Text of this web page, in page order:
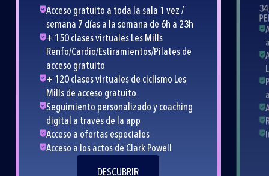
Acceso gratuito a toda la sala 1 vez /
semana 7 días a la semana de 6h a 23h
+ 150 clases virtuales Les Mills
Renfo/Cardio/Estiramientos/Pilates de
acceso gratuito
+ 120 clases virtuales de ciclismo Les
Mills de acceso gratuito
Seguimiento personalizado y coaching
digital a través de la app
Acceso a ofertas especiales
Acceso a los actos de Clark Powell
DESCUBRIR